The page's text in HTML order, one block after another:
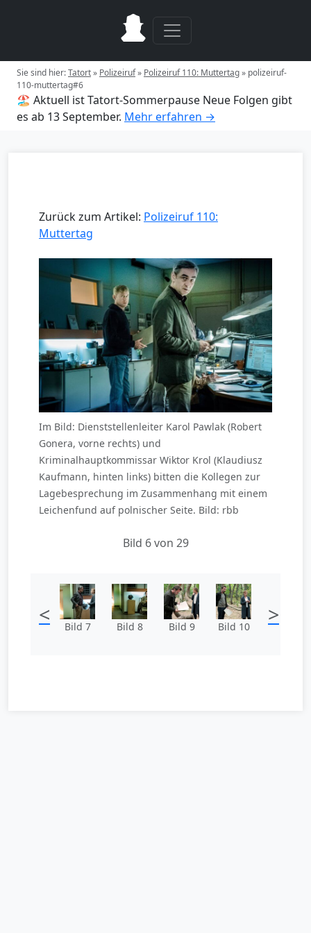
Sie sind hier:Tatort» Polizeiruf» Polizeiruf 110: Muttertag» polizeiruf-
110-muttertag#6
🏖️ Aktuell ist Tatort-Sommerpause Neue Folgen gibt
es ab 13 September. Mehr erfahren →
Zurück zum Artikel: Polizeiruf 110:
Muttertag
Im Bild: Dienststellenleiter Karol Pawlak (Robert
Gonera, vorne rechts) und
Kriminalhauptkommissar Wiktor Krol (Klaudiusz
Kaufmann, hinten links) bitten die Kollegen zur
Lagebesprechung im Zusammenhang mit einem
Leichenfund auf polnischer Seite. Bild: rbb
Bild 6 von 29
< Bild 7 Bild 8 Bild 9 Bild 10 >